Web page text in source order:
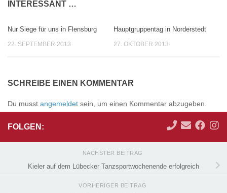
INTERESSANT …
Nur Siege für uns in Flensburg
22. SEPTEMBER 2013
Hauptgruppentag in Norderstedt
27. OKTOBER 2013
SCHREIBE EINEN KOMMENTAR
Du musst angemeldet sein, um einen Kommentar abzugeben.
FOLGEN:
NÄCHSTER BEITRAG
Kieler auf dem Lübecker Tanzsportwochenende erfolgreich
VORHERIGER BEITRAG